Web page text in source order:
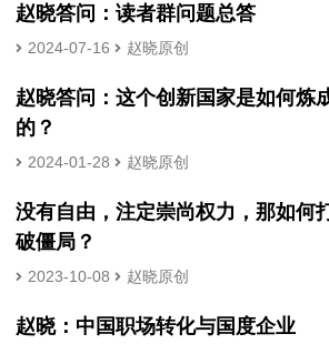
赵晓答问：读者群问题总答
2024-07-16 赵晓原创
赵晓答问：这个创新国家是如何炼
的？
2024-01-28 赵晓原创
没有自由，注定崇尚权力，那如何
破僵局？
2023-10-08 赵晓原创
赵晓：中国职场转化与国度企业